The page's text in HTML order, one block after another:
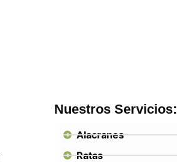
Nuestros Servicios:
Alacranes
Ratas